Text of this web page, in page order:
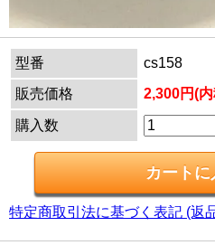
型番
cs158
販売価格
2,300円(
購入数
特定商取引法に基づく表記 (返